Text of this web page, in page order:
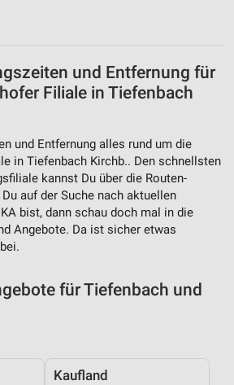
und Entfernung für
Filiale in Tiefenbach
und Entfernung alles rund um die
in Tiefenbach Kirchb.. Den schnellsten
kannst Du über die Routen-
auf der Suche nach aktuellen
bist, dann schau doch mal in die
Angebote. Da ist sicher etwas
für Tiefenbach und
Kaufland
zur Auswahl
von Inhalten
durch Statistiken oder
aus verschiedenen
Daten zur Auswahl von
Standortdaten